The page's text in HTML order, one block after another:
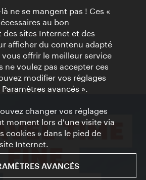
vie privée
ne se mangent pas ! Ces «
au bon
sites Internet et des
afficher du contenu adapté
offrir le meilleur service
ne voulez pas accepter ces
modifier vos réglages
avancés ».
changer vos réglages
moment lors d'une visite via
cookies » dans le pied de
Internet.
AVANCÉS